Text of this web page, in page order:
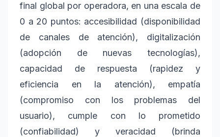
final global por operadora, en una escala de
0 a 20 puntos: accesibilidad (disponibilidad
de canales de atención), digitalización
(adopción de nuevas tecnologías),
capacidad de respuesta (rapidez y
eficiencia en la atención), empatía
(compromiso con los problemas del
usuario), cumple con lo prometido
(confiabilidad) y veracidad (brinda